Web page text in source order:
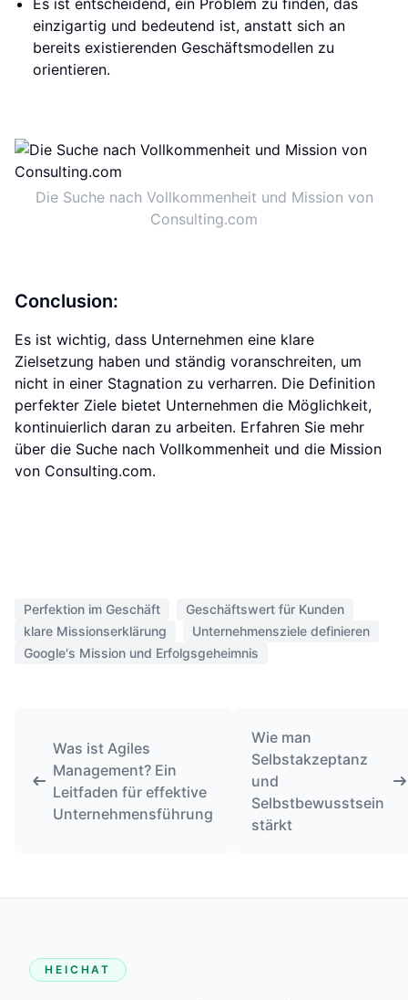
Es ist entscheidend, ein Problem zu finden, das
einzigartig und bedeutend ist, anstatt sich an
bereits existierenden Geschäftsmodellen zu
orientieren.
Die Suche nach Vollkommenheit und Mission von
Consulting.com
Conclusion:
Es ist wichtig, dass Unternehmen eine klare
Zielsetzung haben und ständig voranschreiten, um
nicht in einer Stagnation zu verharren. Die Definition
perfekter Ziele bietet Unternehmen die Möglichkeit,
kontinuierlich daran zu arbeiten. Erfahren Sie mehr
über die Suche nach Vollkommenheit und die Mission
von Consulting.com.
Perfektion im Geschäft
Geschäftswert für Kunden
klare Missionserklärung
Unternehmensziele definieren
Google's Mission und Erfolgsgeheimnis
Was ist Agiles
Management? Ein
Leitfaden für effektive
Unternehmensführung
Wie man
Selbstakzeptanz
und
Selbstbewusstsein
stärkt
HEICHAT